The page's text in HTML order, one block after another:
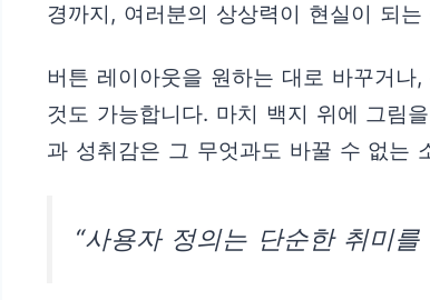
경까지, 여러분의 상상력이 현실이 되
버튼 레이아웃을 원하는 대로 바꾸거
것도 가능합니다. 마치 백지 위에 그림
과 성취감은 그 무엇과도 바꿀 수 없는
“사용자 정의는 단순한 취미